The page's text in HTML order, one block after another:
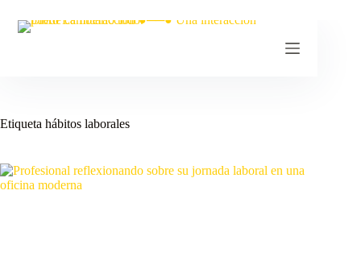
Etiqueta hábitos laborales